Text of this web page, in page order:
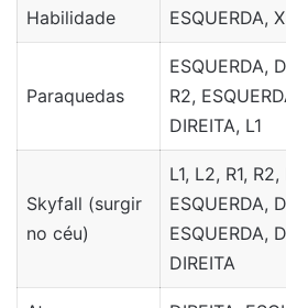
Habilidade
ESQUERDA, X
Paraquedas
ESQUERDA,
R2,
DIREITA, L1
Skyfall (surgir
no céu)
L1, L2, R1,
ESQUERDA,
ESQUERDA,
DIREITA